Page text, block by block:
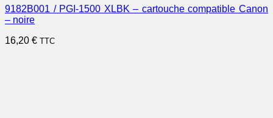
9182B001 / PGI-1500 XLBK – cartouche compatible Canon
– noire
16,20 € TTC